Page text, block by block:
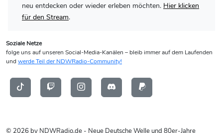
neu entdecken oder wieder erleben möchten. Hier klicken
für den Stream.
Soziale Netze
folge uns auf unseren Social-Media-Kanälen – bleib immer auf dem Laufenden
und werde Teil der NDWRadio-Community!
© 2026 by NDWRadio.de - Neue Deutsche Welle und 80er-Jahre